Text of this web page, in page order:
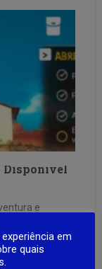
Disponivel
e
A
o início
em
quais